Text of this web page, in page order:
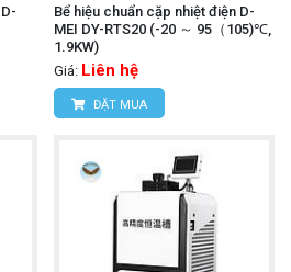
Bể hiệu chuẩn cặp nhiệt điện D-
MEI DY-RTS20 (-20 ～ 95（105)℃,
1.9KW)
Giá: Liên hệ
ĐẶT MUA